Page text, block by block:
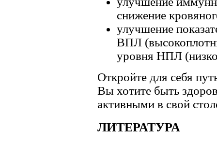
снижение
улучшение
ВПЛ
уровня НПЛ
Откройте для себя
Вы хотите быть
активными в свой
ЛИТЕРАТУРА